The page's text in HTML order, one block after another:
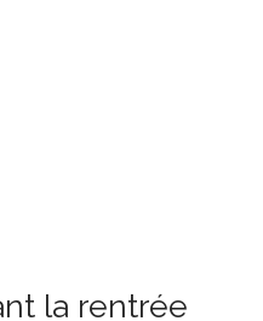
la rentrée